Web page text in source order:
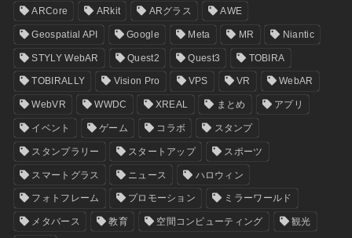
ARCore ARkit ARグラス AWE
Geospatial API Google Meta MR Niantic
STYLY WebAR Quest2 Quest3 TOBIRA
TOBIRALLY Vision Pro VPS VR WebAR
WebVR WWDC XREAL まとめ アプリ
イベント ゲーム コラボ スタンプ
スタンプラリー スタートアップ スポーツ
スマートグラス ニュース ハロウィン
フォトフレーム プロモーション ミラーワールド
メタバース 教育 空間コンピューティング 観光